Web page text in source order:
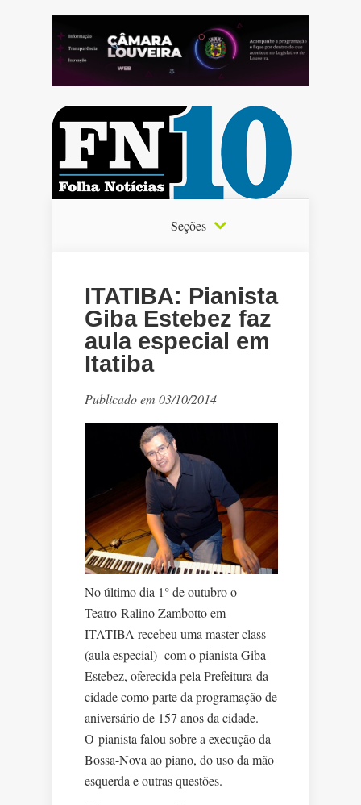
Seções
ITATIBA: Pianista
Giba Estebez faz
aula especial em
Itatiba
Publicado em 03/10/2014
No último dia 1° de outubro o
Teatro Ralino Zambotto em
ITATIBA recebeu uma master class
(aula especial) com o pianista Giba
Estebez, oferecida pela Prefeitura da
cidade como parte da programação de
aniversário de 157 anos da cidade.
O pianista falou sobre a execução da
Bossa-Nova ao piano, do uso da mão
esquerda e outras questões.